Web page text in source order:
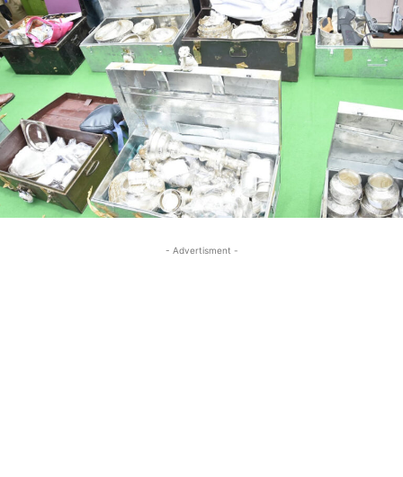
- Advertisment -